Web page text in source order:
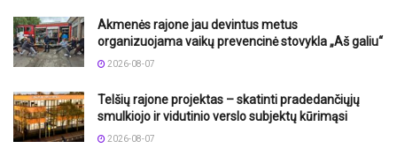
Akmenės rajone jau devintus metus
organizuojama vaikų prevencinė stovykla „Aš galiu“
2026-08-07
Telšių rajone projektas – skatinti pradedančiųjų
smulkiojo ir vidutinio verslo subjektų kūrimąsi
2026-08-07